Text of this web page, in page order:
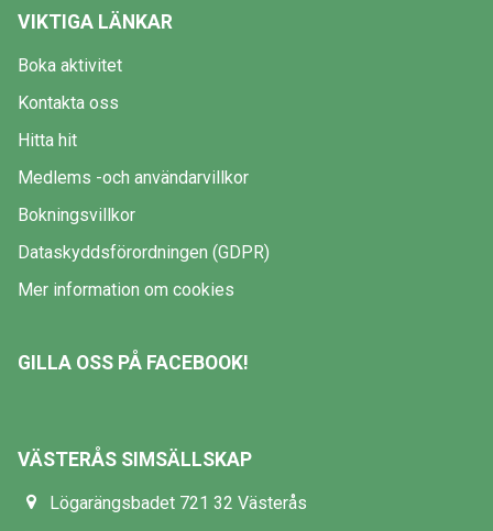
VIKTIGA LÄNKAR
Boka aktivitet
Kontakta oss
Hitta hit
Medlems -och användarvillkor
Bokningsvillkor
Dataskyddsförordningen (GDPR)
Mer information om cookies
GILLA OSS PÅ FACEBOOK!
VÄSTERÅS SIMSÄLLSKAP
Lögarängsbadet 721 32 Västerås